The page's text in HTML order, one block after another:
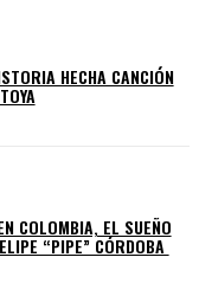
HECHA CANCIÓN
COLOMBIA, EL SUEÑO
“PIPE” CÓRDOBA